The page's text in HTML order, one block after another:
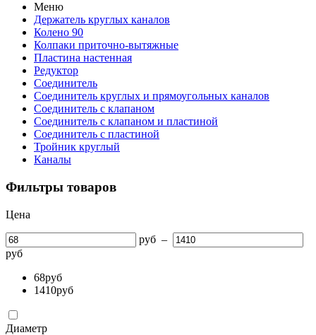
Меню
Держатель круглых каналов
Колено 90
Колпаки приточно-вытяжные
Пластина настенная
Редуктор
Соединитель
Соединитель круглых и прямоугольных каналов
Соединитель с клапаном
Соединитель с клапаном и пластиной
Соединитель с пластиной
Тройник круглый
Каналы
Фильтры товаров
Цена
руб –
руб
68руб
1410руб
Диаметр